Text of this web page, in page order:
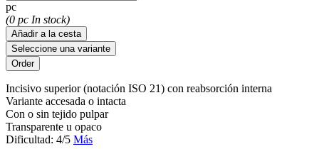
pc
(0 pc In stock)
Añadir a la cesta
Seleccione una variante
Incisivo superior (notación ISO 21) con reabsorción interna
Variante accesada o intacta
Con o sin tejido pulpar
Transparente u opaco
Dificultad: 4/5 Más